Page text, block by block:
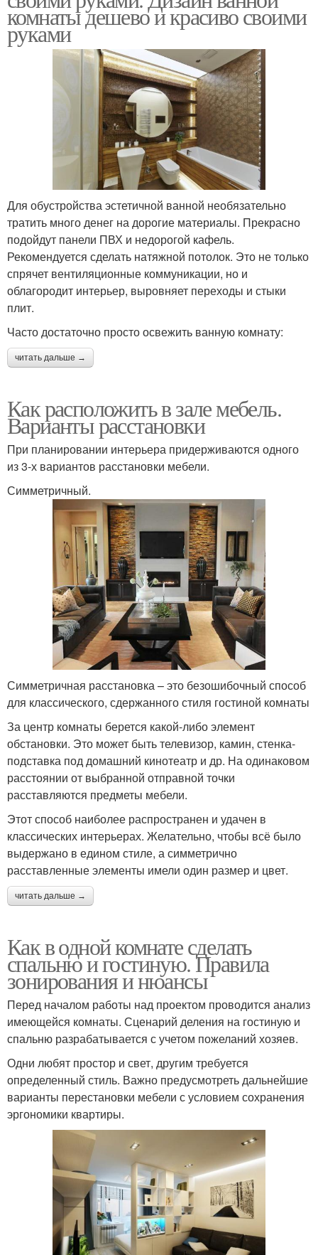
комнаты дешево и красиво своими
руками
Для обустройства эстетичной ванной необязательно
тратить много денег на дорогие материалы. Прекрасно
подойдут панели ПВХ и недорогой кафель.
Рекомендуется сделать натяжной потолок. Это не только
спрячет вентиляционные коммуникации, но и
облагородит интерьер, выровняет переходы и стыки
плит.
Часто достаточно просто освежить ванную комнату:
читать дальше →
Как расположить в зале мебель.
Варианты расстановки
При планировании интерьера придерживаются одного
из 3-х вариантов расстановки мебели.
Симметричный.
Симметричная расстановка – это безошибочный способ
для классического, сдержанного стиля гостиной комнаты
За центр комнаты берется какой-либо элемент
обстановки. Это может быть телевизор, камин, стенка-
подставка под домашний кинотеатр и др. На одинаковом
расстоянии от выбранной отправной точки
расставляются предметы мебели.
Этот способ наиболее распространен и удачен в
классических интерьерах. Желательно, чтобы всё было
выдержано в едином стиле, а симметрично
расставленные элементы имели один размер и цвет.
читать дальше →
Как в одной комнате сделать
спальню и гостиную. Правила
зонирования и нюансы
Перед началом работы над проектом проводится анализ
имеющейся комнаты. Сценарий деления на гостиную и
спальню разрабатывается с учетом пожеланий хозяев.
Одни любят простор и свет, другим требуется
определенный стиль. Важно предусмотреть дальнейшие
варианты перестановки мебели с условием сохранения
эргономики квартиры.